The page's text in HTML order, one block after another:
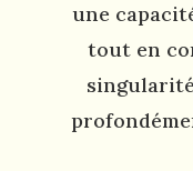
une
tout en